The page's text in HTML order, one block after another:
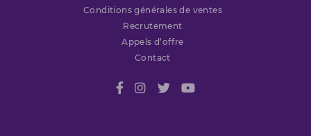
Conditions générales de ventes
Recrutement
Appels d’offre
Contact